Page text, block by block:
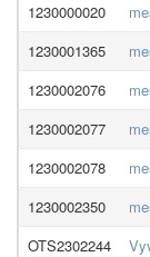
1230000020
1230001365
1230002076
1230002077
1230002078
1230002350
OTS2302244